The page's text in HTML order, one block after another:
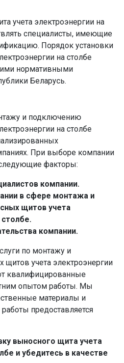
учета электроэнергии на
специалисты, имеющие
Порядок установки
на столбе
нормативными
Беларусь.
и подключению
на столбе
При выборе компании
факторы:
компании.
в сфере монтажа и
щитов учета
компании.
по монтажу и
учета электроэнергии
квалифицированные
опытом работы. Мы
материалы и
предоставляется
выносного щита учета
и убедитесь в качестве